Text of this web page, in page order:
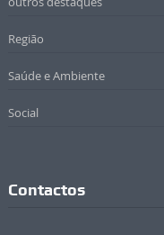
Região
Saúde e Ambiente
Social
Contactos